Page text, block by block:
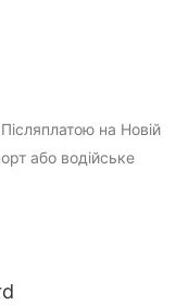
Післяплатою на Новій
або водійське